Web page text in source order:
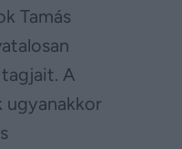
Tamás
A
ugyanakkor